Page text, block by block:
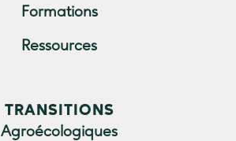
Formations
Ressources
TRANSITIONS
Agroécologiques